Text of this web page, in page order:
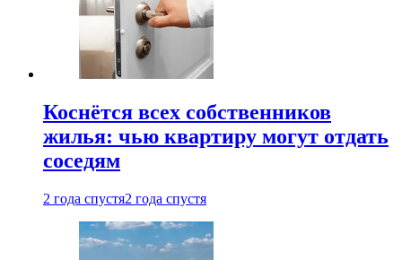
Коснётся всех собственников
жилья: чью квартиру могут отдать
соседям
2 года спустя2 года спустя